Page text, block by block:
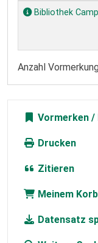
Exemplare
Bibliothek
Anzahl
Vormerken
Drucken
Zitieren
Meinem
Datensatz